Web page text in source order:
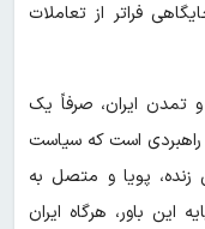
فراتر از تعاملات
و تمدن ایران، صرفاً یک
راهبردی است که سیاست
زنده، پویا و متصل به
باور، هرگاه ایران